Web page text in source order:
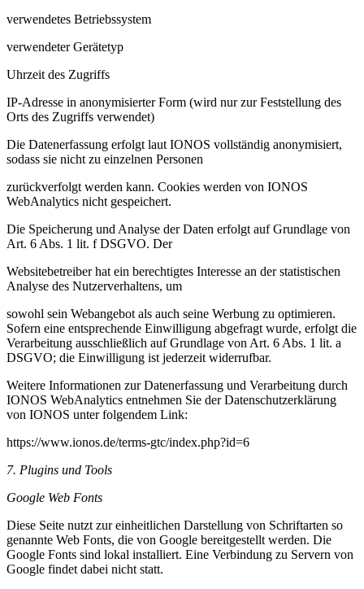
verwendetes Betriebssystem
verwendeter Gerätetyp
Uhrzeit des Zugriffs
IP-Adresse in anonymisierter Form (wird nur zur Feststellung des
Orts des Zugriffs verwendet)
Die Datenerfassung erfolgt laut IONOS vollständig anonymisiert,
sodass sie nicht zu einzelnen Personen
zurückverfolgt werden kann. Cookies werden von IONOS
WebAnalytics nicht gespeichert.
Die Speicherung und Analyse der Daten erfolgt auf Grundlage von
Art. 6 Abs. 1 lit. f DSGVO. Der
Websitebetreiber hat ein berechtigtes Interesse an der statistischen
Analyse des Nutzerverhaltens, um
sowohl sein Webangebot als auch seine Werbung zu optimieren.
Sofern eine entsprechende Einwilligung abgefragt wurde, erfolgt die
Verarbeitung ausschließlich auf Grundlage von Art. 6 Abs. 1 lit. a
DSGVO; die Einwilligung ist jederzeit widerrufbar.
Weitere Informationen zur Datenerfassung und Verarbeitung durch
IONOS WebAnalytics entnehmen Sie der Datenschutzerklärung
von IONOS unter folgendem Link:
https://www.ionos.de/terms-gtc/index.php?id=6
7. Plugins und Tools
Google Web Fonts
Diese Seite nutzt zur einheitlichen Darstellung von Schriftarten so
genannte Web Fonts, die von Google bereitgestellt werden. Die
Google Fonts sind lokal installiert. Eine Verbindung zu Servern von
Google findet dabei nicht statt.